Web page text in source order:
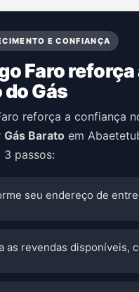
E CONFIANÇA
Faro
do Gás
reforça a confiança
Gás Barato em
3 passos:
seu endereço de
as revendas disponíveis,